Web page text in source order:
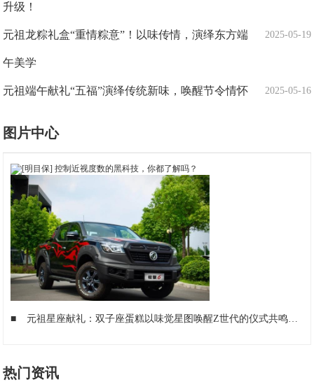
升级！
2025-05-19
元祖龙粽礼盒“重情粽意”！以味传情，演绎东方端
午美学
2025-05-16
元祖端午献礼“五福”演绎传统新味，唤醒节令情怀
图片中心
■ 元祖星座献礼：双子座蛋糕以味觉星图唤醒Z世代的仪式共鸣■
热门资讯